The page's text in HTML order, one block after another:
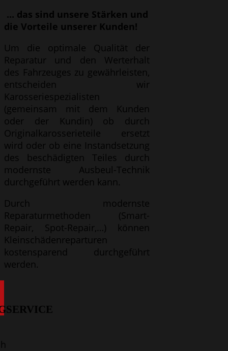
... das sind unsere Stärken und
die Vorteile unserer Kunden!
Um die optimale Qualität der
Reparatur und den Werterhalt
des Fahrzeuges zu gewährleisten,
entscheiden wir
Karosseriespezialisten
(gemeinsam mit dem Kunden
oder der Kundin) ob durch
Originalkarosserieteile ersetzt
wird oder ob eine Instandsetzung
des beschädigten Teiles durch
modernste Ausbeul-Technik
durchgeführt werden kann.
Durch modernste
Reparaturmethoden (Smart-
Repair, Spot-Repair,…) können
Kleinschädenreparturen
kostensparend durchgeführt
werden.